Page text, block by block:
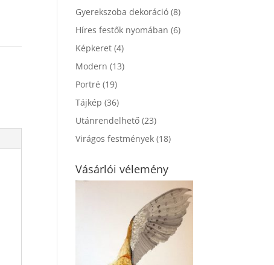
Gyerekszoba dekoráció (8)
Híres festők nyomában (6)
Képkeret (4)
Modern (13)
Portré (19)
Tájkép (36)
Utánrendelhető (23)
Virágos festmények (18)
Vásárlói vélemény